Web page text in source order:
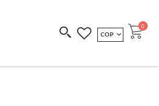
REDIMIR CÓDIGO
MONEDA
COP Cart
0